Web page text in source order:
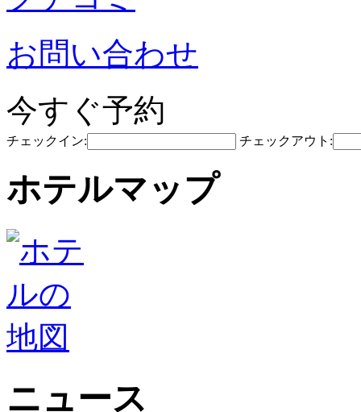
お問い合わせ
今すぐ予約
チェックイン: チェックアウト:
ホテルマップ
ニュース